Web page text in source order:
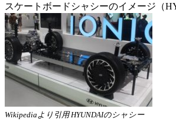
スケートボードシャシーのイメージ（
Wikipediaより引用 HYUNDAIのシャシー